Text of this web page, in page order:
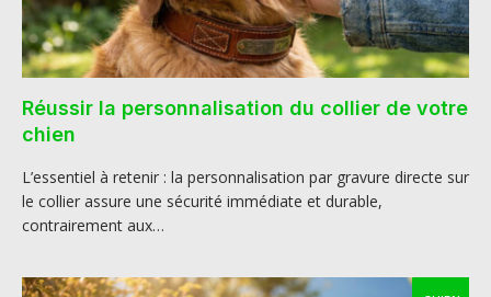
Réussir la personnalisation du collier de votre
chien
L’essentiel à retenir : la personnalisation par gravure directe sur
le collier assure une sécurité immédiate et durable,
contrairement aux…